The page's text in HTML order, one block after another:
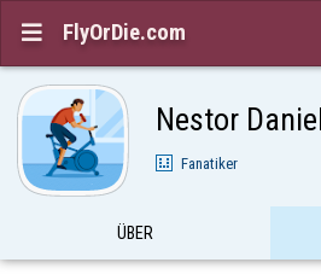
 FlyOrDie.com
Nestor
Fanatiker
ÜBER